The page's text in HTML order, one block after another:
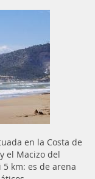
en la Costa de
el Macizo del
km: es de arena